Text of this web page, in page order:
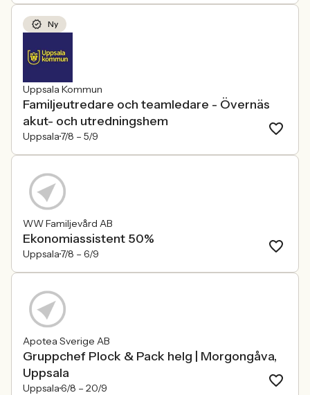
Ny
Uppsala Kommun
Familjeutredare och teamledare - Övernäs
akut- och utredningshem
Uppsala7/8 – 5/9
WW Familjevård AB
Ekonomiassistent 50%
Uppsala7/8 – 6/9
Apotea Sverige AB
Gruppchef Plock & Pack helg | Morgongåva,
Uppsala
Uppsala6/8 – 20/9